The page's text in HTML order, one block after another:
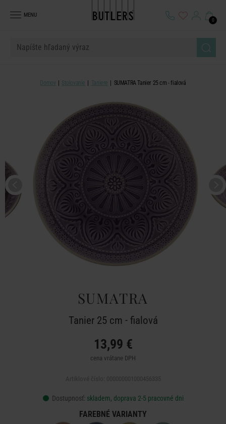
MENU
0
Domov Stolovanie Taniere SUMATRA Tanier 25 cm - fialová
SUMATRA
Tanier 25 cm - fialová
13,99 €
cena vrátane DPH
Dostupnosť: skladem, doprava 2-5 pracovné dni
FAREBNÉ VARIANTY